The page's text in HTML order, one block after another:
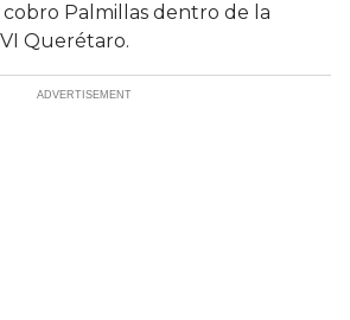
Palmillas dentro de la
Querétaro.